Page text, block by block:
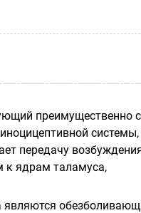
преимуществен­но
системы,
передачу
к яд­рам таламуса,